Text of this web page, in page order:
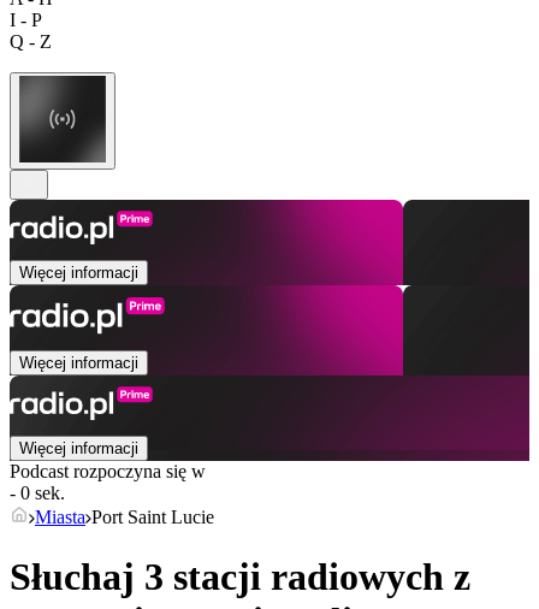
I - P
Q - Z
Więcej informacji
Więcej informacji
Więcej informacji
Podcast rozpoczyna się w
- 0 sek.
Miasta Port Saint Lucie
Słuchaj 3 stacji radiowych z